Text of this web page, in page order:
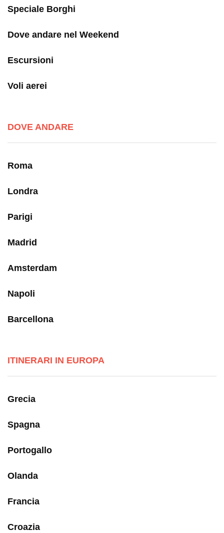
Speciale Borghi
Dove andare nel Weekend
Escursioni
Voli aerei
DOVE ANDARE
Roma
Londra
Parigi
Madrid
Amsterdam
Napoli
Barcellona
ITINERARI IN EUROPA
Grecia
Spagna
Portogallo
Olanda
Francia
Croazia